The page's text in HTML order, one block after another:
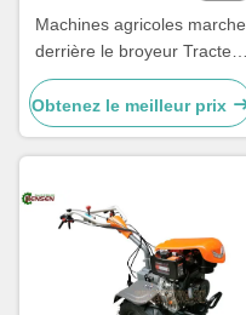
Machines agricoles marche
derrière le broyeur Tracteur
agricole 10 chevaux Tracteur
mini diesel à deux roues
Obtenez le meilleur prix